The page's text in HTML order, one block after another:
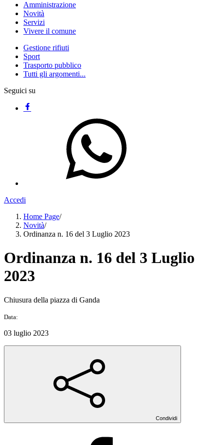
Amministrazione
Novità
Servizi
Vivere il comune
Gestione rifiuti
Sport
Trasporto pubblico
Tutti gli argomenti...
Seguici su
Accedi
Home Page/
Novità/
Ordinanza n. 16 del 3 Luglio 2023
Ordinanza n. 16 del 3 Luglio
2023
Chiusura della piazza di Ganda
Data:
03 luglio 2023
Condividi